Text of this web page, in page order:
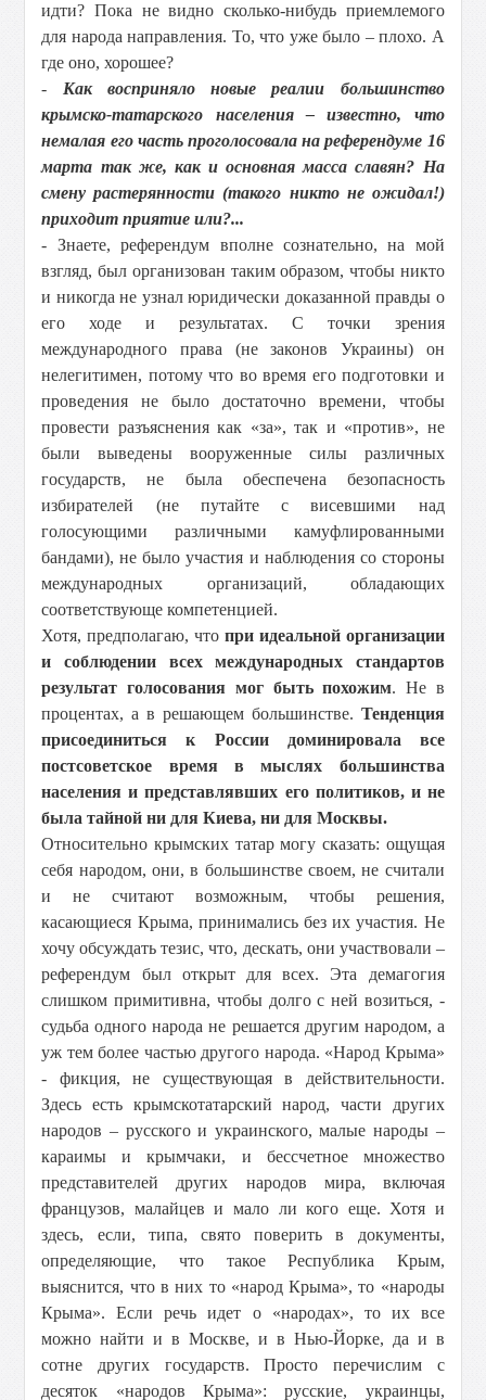
идти? Пока не видно сколько-нибудь приемлемого
для народа направления. То, что уже было – плохо. А
где оно, хорошее?
- Как восприняло новые реалии большинство
крымско-татарского населения – известно, что
немалая его часть проголосовала на референдуме 16
марта так же, как и основная масса славян? На
смену растерянности (такого никто не ожидал!)
приходит приятие или?...
- Знаете, референдум вполне сознательно, на мой
взгляд, был организован таким образом, чтобы никто
и никогда не узнал юридически доказанной правды о
его ходе и результатах. С точки зрения
международного права (не законов Украины) он
нелегитимен, потому что во время его подготовки и
проведения не было достаточно времени, чтобы
провести разъяснения как «за», так и «против», не
были выведены вооруженные силы различных
государств, не была обеспечена безопасность
избирателей (не путайте с висевшими над
голосующими различными камуфлированными
бандами), не было участия и наблюдения со стороны
международных организаций, обладающих
соответствующе компетенцией.
Хотя, предполагаю, что при идеальной организации
и соблюдении всех международных стандартов
результат голосования мог быть похожим. Не в
процентах, а в решающем большинстве. Тенденция
присоединиться к России доминировала все
постсоветское время в мыслях большинства
населения и представлявших его политиков, и не
была тайной ни для Киева, ни для Москвы.
Относительно крымских татар могу сказать: ощущая
себя народом, они, в большинстве своем, не считали
и не считают возможным, чтобы решения,
касающиеся Крыма, принимались без их участия. Не
хочу обсуждать тезис, что, дескать, они участвовали –
референдум был открыт для всех. Эта демагогия
слишком примитивна, чтобы долго с ней возиться, -
судьба одного народа не решается другим народом, а
уж тем более частью другого народа. «Народ Крыма»
- фикция, не существующая в действительности.
Здесь есть крымскотатарский народ, части других
народов – русского и украинского, малые народы –
караимы и крымчаки, и бессчетное множество
представителей других народов мира, включая
французов, малайцев и мало ли кого еще. Хотя и
здесь, если, типа, свято поверить в документы,
определяющие, что такое Республика Крым,
выяснится, что в них то «народ Крыма», то «народы
Крыма». Если речь идет о «народах», то их все
можно найти и в Москве, и в Нью-Йорке, да и в
сотне других государств. Просто перечислим с
десяток «народов Крыма»: русские, украинцы,